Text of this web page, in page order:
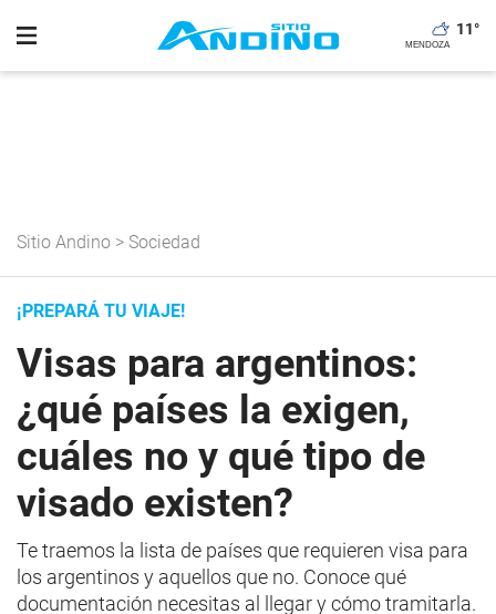
11°
Sitio Andino > Sociedad
¡PREPARÁ TU VIAJE!
Visas para argentinos:
¿qué países la exigen,
cuáles no y qué tipo de
visado existen?
Te traemos la lista de países que requieren visa para
los argentinos y aquellos que no. Conoce qué
documentación necesitas al llegar y cómo tramitarla.